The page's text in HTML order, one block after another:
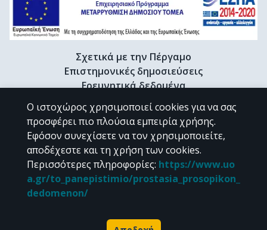
Σχετικά με την Πέργαμο
Επιστημονικές δημοσιεύσεις
Ερευνητικά δεδομένα
Διδακτορικές διατριβές & Γκρίζα βιβλιογραφία
Προφίλ Ερευνητή
CC BY-NC 4.0
Εκτός αν αναφέρεται διαφορετικά, το υλικό της "Περγάμου" διατίθεται
Powered by
Ο ιστοχώρος χρησιμοποιεί cookies για να σας
προσφέρει πιο πλούσια εμπειρία χρήσης.
Εφόσον συνεχίσετε να τον χρησιμοποιείτε,
αποδέχεστε και τη χρήση των cookies.
Περισσότερες πληροφορίες: https://www.uo
a.gr/to_panepistimio/prostasia_prosopikon_
dedomenon/